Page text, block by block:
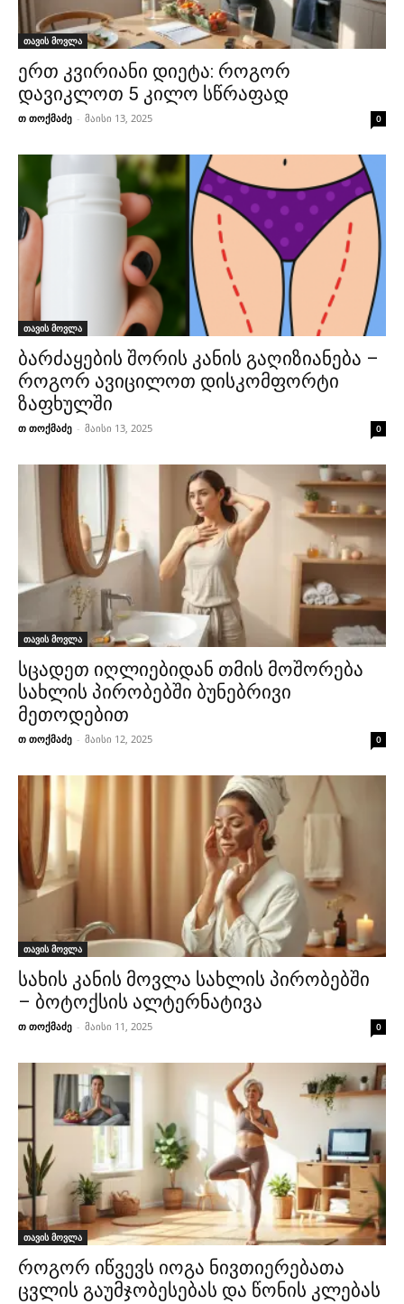
თავის მოვლა
ერთ კვირიანი დიეტა: როგორ
დავიკლოთ 5 კილო სწრაფად
თ თოქმაძე - მაისი 13, 2025 0
თავის მოვლა
ბარძაყების შორის კანის გაღიზიანება –
როგორ ავიცილოთ დისკომფორტი
ზაფხულში
თ თოქმაძე - მაისი 13, 2025 0
თავის მოვლა
სცადეთ იღლიებიდან თმის მოშორება
სახლის პირობებში ბუნებრივი
მეთოდებით
თ თოქმაძე - მაისი 12, 2025 0
თავის მოვლა
სახის კანის მოვლა სახლის პირობებში
– ბოტოქსის ალტერნატივა
თ თოქმაძე - მაისი 11, 2025 0
თავის მოვლა
როგორ იწვევს იოგა ნივთიერებათა
ცვლის გაუმჯობესებას და წონის კლებას